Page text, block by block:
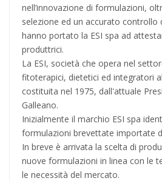
nell’innovazione di formulazioni,
selezione ed un accurato controllo
hanno portato la ESI spa ad
produttrici.
La ESI, società che opera nel
fitoterapici, dietetici ed integratori
costituita nel 1975, dall'attuale
Galleano.
Inizialmente il marchio ESI spa
formulazioni brevettate importate
In breve è arrivata la scelta di
nuove formulazioni in linea con le
le necessità del mercato.